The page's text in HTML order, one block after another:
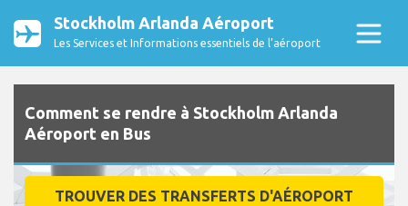
Stockholm Arlanda Aéroport
Les Services et Informations essentiels de l’aéroport
Comment se rendre à Stockholm Arlanda
Aéroport en Bus
TROUVER DES TRANSFERTS D'AÉROPORT